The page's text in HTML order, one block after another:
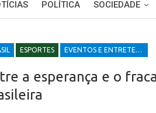
POLÍTICA SOCIEDADE
ESPORTES EVENTOS E ENTRETENIMENTOS
a esperança e o